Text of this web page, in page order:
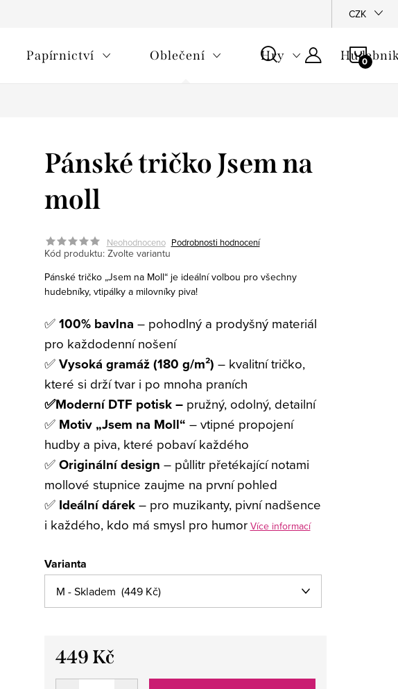
CZK
Papírnictví Oblečení Hry
Pánské tričko Jsem na
moll
Neohodnoceno Podrobnosti hodnocení
Kód produktu: Zvolte variantu
Pánské tričko „Jsem na Moll“ je ideální volbou pro všechny
hudebníky, vtipálky a milovníky piva!
✅100% bavlna – pohodlný a prodyšný materiál
pro každodenní nošení
✅Vysoká gramáž (180 g/m²) – kvalitní tričko,
které si drží tvar i po mnoha praních
✅Moderní DTF potisk – pružný, odolný, detailní
✅ Motiv „Jsem na Moll“ – vtipné propojení
hudby a piva, které pobaví každého
✅Originální design – půllitr přetékající notami
mollové stupnice zaujme na první pohled
✅ Ideální dárek– pro muzikanty, pivní nadšence
i každého, kdo má smysl pro humor Více informací
Varianta
449 Kč
Měrná